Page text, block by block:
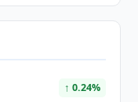
↑ 0.24%